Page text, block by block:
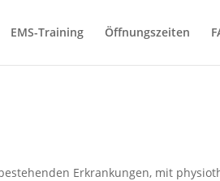
EMS-Training Öffnungszeiten
Erkrankungen, mit